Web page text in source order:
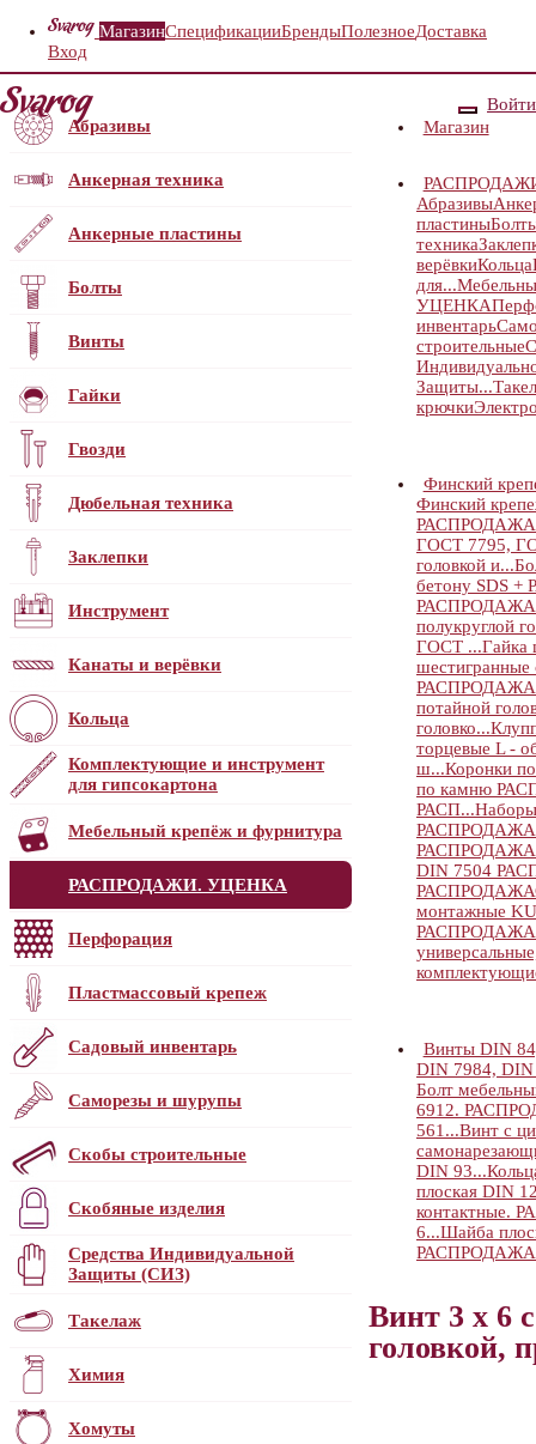
МагазинСпецификацииБрендыПолезноеДоставка
Вход
Войти
Абразивы
Анкерная техника
Анкерные пластины
Болты
Винты
Гайки
Гвозди
Дюбельная техника
Заклепки
Инструмент
Канаты и верёвки
Кольца
Комплектующие и инструмент
для гипсокартона
Мебельный крепёж и фурнитура
РАСПРОДАЖИ. УЦЕНКА
Перфорация
Пластмассовый крепеж
Садовый инвентарь
Саморезы и шурупы
Скобы строительные
Скобяные изделия
Средства Индивидуальной
Защиты (СИЗ)
Такелаж
Химия
Хомуты
Магазин
Абразивы
пластины
техника
верёвкиКольца
для...
УЦЕНКА
инвентарь
строительные
Защиты...
крючки
Финский
Финский
РАСПРОДАЖА
ГОСТ 7795,
головкой и...
бетону SDS
РАСПРОДАЖА
полукруглой
ГОСТ ...Гайка
шестигранные
РАСПРОДАЖА
потайной
головко...
торцевые L -
ш...Коронки
по камню
РАСП...
РАСПРОДАЖА
РАСПРОДАЖА
DIN 7504
РАСПРОДАЖА
монтажные
РАСПРОДАЖА
Винты DIN
DIN 7984,
Болт
6912.
561...Винт с
DIN 93...
плоская DIN
контактные.
6...Шайба
РАСПРОДАЖА
Винт 3 х 6
головкой,